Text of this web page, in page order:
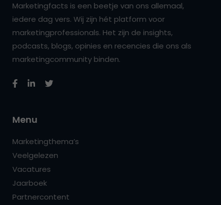
Marketingfacts is een beetje van ons allemaal,
iedere dag vers. Wij zijn hét platform voor
marketingprofessionals. Het zijn de insights,
podcasts, blogs, opinies en recencies die ons als
marketingcommunity binden.
Menu
Marketingthema’s
Veelgelezen
Vacatures
Jaarboek
Partnercontent